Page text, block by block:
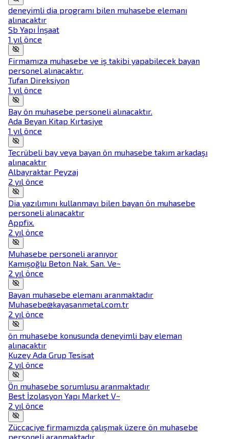
deneyimli dia programı bilen muhasebe elemanı
alınacaktır
Sb Yapı İnşaat
1 yıl önce
Firmamıza muhasebe ve iş takibi yapabilecek bayan
personel alınacaktır.
Tufan Direksiyon
1 yıl önce
Bay ön muhasebe personeli alınacaktır.
Ada Beyan Kitap Kırtasiye
1 yıl önce
Tecrübeli bay veya bayan ön muhasebe takım arkadaşı
alınacaktır
Albayraktar Peyzaj
2 yıl önce
Dia yazılımını kullanmayı bilen bayan ön muhasebe
personeli alınacaktır
Appfix.
2 yıl önce
Muhasebe personeli aranıyor
Kamışoğlu Beton Nak. San. Ve~
2 yıl önce
Bayan muhasebe elemanı aranmaktadır
Muhasebe@kayasanmetal.com.tr
2 yıl önce
ön muhasebe konusunda deneyimli bay eleman
alınacaktır
Kuzey Ada Grup Tesisat
2 yıl önce
Ön muhasebe sorumlusu aranmaktadır
Best İzolasyon Yapı Market V~
2 yıl önce
Züccaciye firmamızda çalışmak üzere ön muhasebe
personeli aranmaktadır